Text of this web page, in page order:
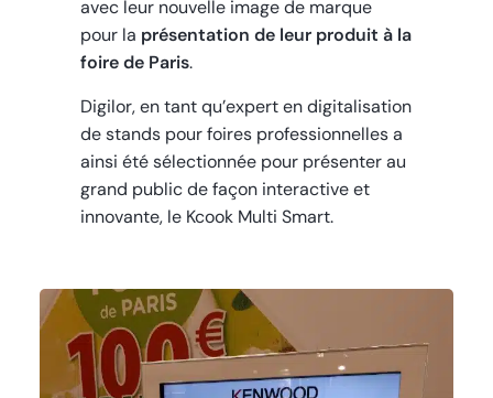
avec leur nouvelle image de marque
pour la présentation de leur produit à la
foire de Paris.
Digilor, en tant qu’expert en digitalisation
de stands pour foires professionnelles a
ainsi été sélectionnée pour présenter au
grand public de façon interactive et
innovante, le Kcook Multi Smart.